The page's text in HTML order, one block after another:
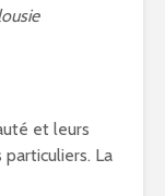
et leurs
particuliers. La